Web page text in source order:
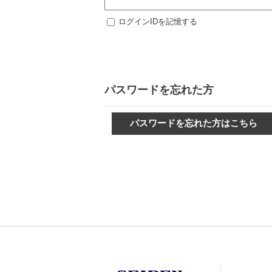
ログインIDを記憶する
パスワードを忘れた方
パスワードを忘れた方はこちら